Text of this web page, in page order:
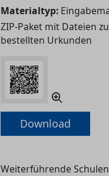
Materialtyp:
ZIP-Paket mit Dateien
bestellten Urkunden
Download
Weiterführende Schulen